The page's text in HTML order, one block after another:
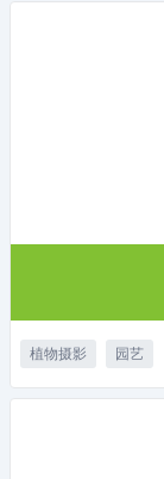
植物摄影 园艺